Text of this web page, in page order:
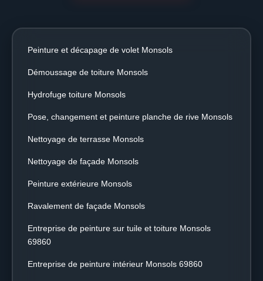
Peinture et décapage de volet Monsols
Démoussage de toiture Monsols
Hydrofuge toiture Monsols
Pose, changement et peinture planche de rive Monsols
Nettoyage de terrasse Monsols
Nettoyage de façade Monsols
Peinture extérieure Monsols
Ravalement de façade Monsols
Entreprise de peinture sur tuile et toiture Monsols
69860
Entreprise de peinture intérieur Monsols 69860